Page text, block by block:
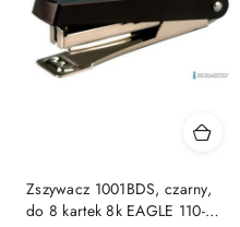
Zszywacz 1001BDS, czarny,
do 8 kartek 8k EAGLE 110-